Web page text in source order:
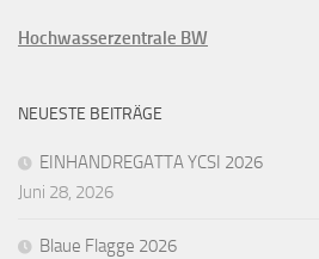
Hochwasserzentrale BW
NEUESTE BEITRÄGE
EINHANDREGATTA YCSI 2026
Juni 28, 2026
Blaue Flagge 2026